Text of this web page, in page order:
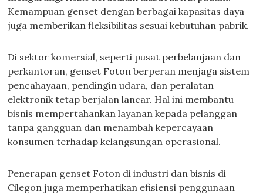
Kemampuan genset dengan berbagai kapasitas daya
juga memberikan fleksibilitas sesuai kebutuhan pabrik.
Di sektor komersial, seperti pusat perbelanjaan dan
perkantoran, genset Foton berperan menjaga sistem
pencahayaan, pendingin udara, dan peralatan
elektronik tetap berjalan lancar. Hal ini membantu
bisnis mempertahankan layanan kepada pelanggan
tanpa gangguan dan menambah kepercayaan
konsumen terhadap kelangsungan operasional.
Penerapan genset Foton di industri dan bisnis di
Cilegon juga memperhatikan efisiensi penggunaan